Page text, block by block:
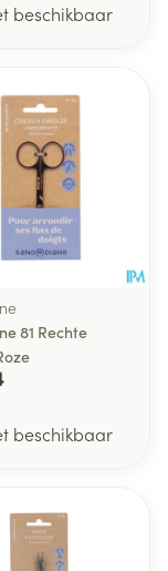
beschikbaar
81 Rechte
beschikbaar